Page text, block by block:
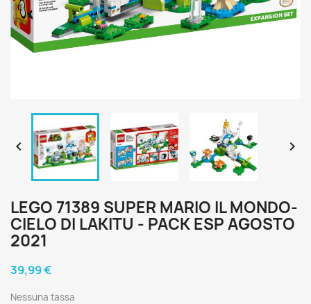
 
LEGO 71389 SUPER MARIO IL MONDO-
CIELO DI LAKITU - PACK ESP AGOSTO
2021
39,99 €
Nessuna tassa